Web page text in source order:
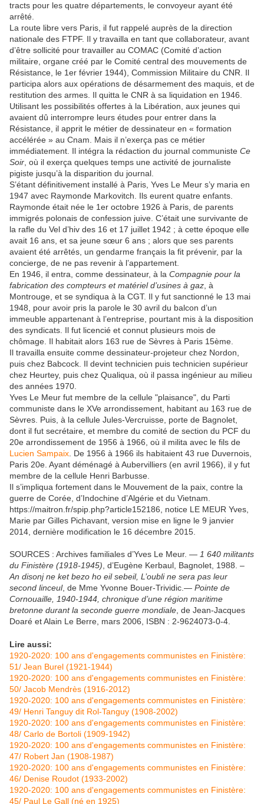
tracts pour les quatre départements, le convoyeur ayant été
arrêté.
La route libre vers Paris, il fut rappelé auprès de la direction
nationale des FTPF. Il y travailla en tant que collaborateur, avant
d’être sollicité pour travailler au COMAC (Comité d’action
militaire, organe créé par le Comité central des mouvements de
Résistance, le 1er février 1944), Commission Militaire du CNR. Il
participa alors aux opérations de désarmement des maquis, et de
restitution des armes. Il quitta le CNR à sa liquidation en 1946.
Utilisant les possibilités offertes à la Libération, aux jeunes qui
avaient dû interrompre leurs études pour entrer dans la
Résistance, il apprit le métier de dessinateur en « formation
accélérée » au Cnam. Mais il n’exerça pas ce métier
immédiatement. Il intégra la rédaction du journal communiste Ce
Soir , où il exerça quelques temps une activité de journaliste
pigiste jusqu’à la disparition du journal.
S’étant définitivement installé à Paris, Yves Le Meur s’y maria en
1947 avec Raymonde Markovitch. Ils eurent quatre enfants.
Raymonde était née le 1er octobre 1926 à Paris, de parents
immigrés polonais de confession juive. C’était une survivante de
la rafle du Vel d’hiv des 16 et 17 juillet 1942 ; à cette époque elle
avait 16 ans, et sa jeune sœur 6 ans ; alors que ses parents
avaient été arrêtés, un gendarme français la fit prévenir, par la
concierge, de ne pas revenir à l’appartement.
En 1946, il entra, comme dessinateur, à la Compagnie pour la
fabrication des compteurs et matériel d’usines à gaz , à
Montrouge, et se syndiqua à la CGT. Il y fut sanctionné le 13 mai
1948, pour avoir pris la parole le 30 avril du balcon d’un
immeuble appartenant à l’entreprise, pourtant mis à la disposition
des syndicats. Il fut licencié et connut plusieurs mois de
chômage. Il habitait alors 163 rue de Sèvres à Paris 15ème.
Il travailla ensuite comme dessinateur-projeteur chez Nordon,
puis chez Babcock. Il devint technicien puis technicien supérieur
chez Heurtey, puis chez Qualiqua, où il passa ingénieur au milieu
des années 1970.
Yves Le Meur fut membre de la cellule "plaisance", du Parti
communiste dans le XVe arrondissement, habitant au 163 rue de
Sèvres. Puis, à la cellule Jules-Vercruisse, porte de Bagnolet,
dont il fut secrétaire, et membre du comité de section du PCF du
20e arrondissement de 1956 à 1966, où il milita avec le fils de
Lucien Sampaix . De 1956 à 1966 ils habitaient 43 rue Duvernois,
Paris 20e. Ayant déménagé à Aubervilliers (en avril 1966), il y fut
membre de la cellule Henri Barbusse.
Il s’impliqua fortement dans le Mouvement de la paix, contre la
guerre de Corée, d’Indochine d’Algérie et du Vietnam.
https://maitron.fr/spip.php?article152186, notice LE MEUR Yves,
Marie par Gilles Pichavant, version mise en ligne le 9 janvier
2014, dernière modification le 16 décembre 2015.
SOURCES : Archives familiales d’Yves Le Meur. — 1 640 militants
du Finistère (1918-1945) , d’Eugène Kerbaul, Bagnolet, 1988. –
An disonj ne ket bezo ho eil sebeil, L’oubli ne sera pas leur
second linceul, de Mme Yvonne Bouer-Trividic.— Pointe de
Cornouaille, 1940-1944, chronique d’une région maritime
bretonne durant la seconde guerre mondiale , de Jean-Jacques
Doaré et Alain Le Berre, mars 2006, ISBN : 2-9624073-0-4.
Lire aussi:
1920-2020: 100 ans d'engagements communistes en Finistère:
51/ Jean Burel (1921-1944)
1920-2020: 100 ans d'engagements communistes en Finistère:
50/ Jacob Mendrès (1916-2012)
1920-2020: 100 ans d'engagements communistes en Finistère:
49/ Henri Tanguy dit Rol-Tanguy (1908-2002)
1920-2020: 100 ans d'engagements communistes en Finistère:
48/ Carlo de Bortoli (1909-1942)
1920-2020: 100 ans d'engagements communistes en Finistère:
47/ Robert Jan (1908-1987)
1920-2020: 100 ans d'engagements communistes en Finistère:
46/ Denise Roudot (1933-2002)
1920-2020: 100 ans d'engagements communistes en Finistère:
45/ Paul Le Gall (né en 1925)